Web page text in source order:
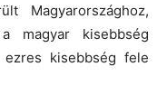
Magyarországhoz,
magyar kisebbség
ezres kisebbség fele